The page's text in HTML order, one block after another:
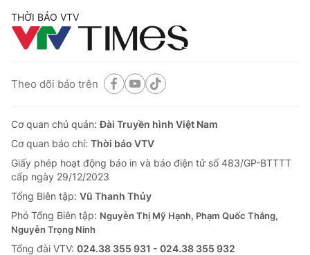
THỜI BÁO VTV
Theo dõi báo trên
Cơ quan chủ quản:Đài Truyền hình Việt Nam
Cơ quan báo chí: Thời báo VTV
Giấy phép hoạt động báo in và báo điện tử số 483/GP-BTTTT
cấp ngày 29/12/2023
Tổng Biên tập: Vũ Thanh Thủy
Phó Tổng Biên tập: Nguyễn Thị Mỹ Hạnh, Phạm Quốc Thắng,
Nguyễn Trọng Ninh
Tổng đài VTV: 024.38 355 931 - 024.38 355 932